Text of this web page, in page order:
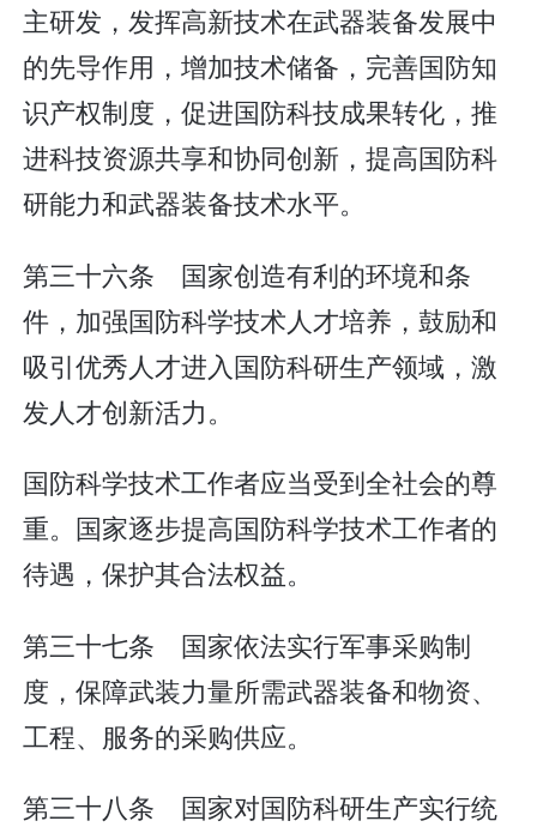
主研发，发挥高新技术在武器装备发展中
的先导作用，增加技术储备，完善国防知
识产权制度，促进国防科技成果转化，推
进科技资源共享和协同创新，提高国防科
研能力和武器装备技术水平。
第三十六条 国家创造有利的环境和条
件，加强国防科学技术人才培养，鼓励和
吸引优秀人才进入国防科研生产领域，激
发人才创新活力。
国防科学技术工作者应当受到全社会的尊
重。国家逐步提高国防科学技术工作者的
待遇，保护其合法权益。
第三十七条 国家依法实行军事采购制
度，保障武装力量所需武器装备和物资、
工程、服务的采购供应。
第三十八条 国家对国防科研生产实行统